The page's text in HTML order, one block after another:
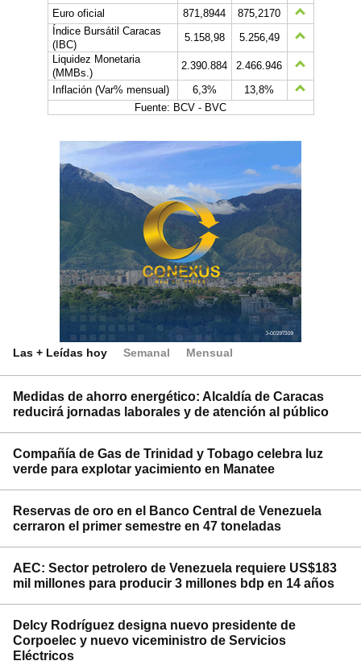
Euro oficial
871,8944
875,2170
Índice Bursátil Caracas
(IBC)
5.158,98
5.256,49
Liquidez Monetaria
(MMBs.)
2.390.884
2.466.946
Inflación (Var% mensual)
6,3%
13,8%
Fuente: BCV - BVC
Las + Leídas hoy Semanal Mensual
Medidas de ahorro energético: Alcaldía de Caracas
reducirá jornadas laborales y de atención al público
Compañía de Gas de Trinidad y Tobago celebra luz
verde para explotar yacimiento en Manatee
Reservas de oro en el Banco Central de Venezuela
cerraron el primer semestre en 47 toneladas
AEC: Sector petrolero de Venezuela requiere US$183
mil millones para producir 3 millones bdp en 14 años
Delcy Rodríguez designa nuevo presidente de
Corpoelec y nuevo viceministro de Servicios
Eléctricos